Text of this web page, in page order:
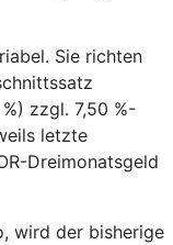
Sie richten
zzgl. 7,50 %-
letzte
Dreimonatsgeld
wird der bisherige